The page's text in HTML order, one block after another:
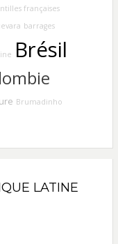
françaises
barrages
Brésil
Brumadinho
LATINE